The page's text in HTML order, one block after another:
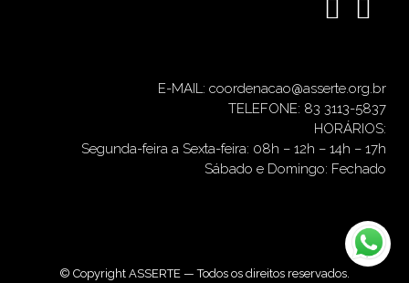
E-MAIL: coordenacao@asserte.org.br
TELEFONE: 83 3113-5837
HORÁRIOS:
Segunda-feira a Sexta-feira: 08h – 12h – 14h – 17h
Sábado e Domingo: Fechado
© Copyright ASSERTE — Todos os direitos reservados.